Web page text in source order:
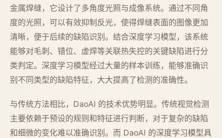
金属焊缝，它设计了多角度光照与成像系统。通过不同角
度的光照，可以有效抑制反光，使得焊缝表面的图像更加
清晰，便于后续的缺陷识别。结合深度学习模型，该系统
能够对毛刺、错位、虚焊等关联热失控的关键缺陷进行分
类判定。深度学习模型经过大量的样本训练，能够准确识
别不同类型的缺陷特征，大大提高了检测的准确性。
与传统方法相比，DaoAI 的技术优势明显。传统视觉检测
主要依赖于预设的规则和特征进行判断，对于复杂的缺陷
和细微的变化难以准确识别。而 DaoAI 的深度学习模型具